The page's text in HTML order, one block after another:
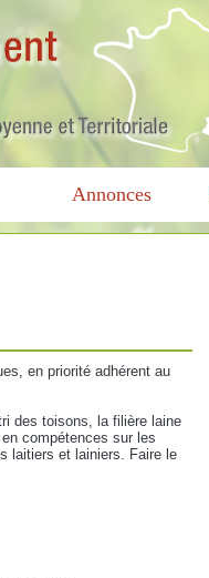
Annonces
en priorité adhérent au
des toisons, la filière laine
compétences sur les
laitiers et lainiers. Faire le